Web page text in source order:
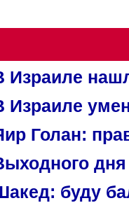
Израиле
Израиле
Голан:
буду